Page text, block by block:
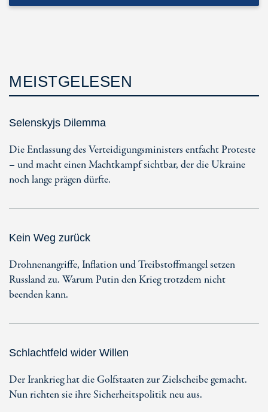
MEISTGELESEN
Selenskyjs Dilemma
Die Entlassung des Verteidigungsministers entfacht Proteste
– und macht einen Machtkampf sichtbar, der die Ukraine
noch lange prägen dürfte.
Kein Weg zurück
Drohnenangriffe, Inflation und Treibstoffmangel setzen
Russland zu. Warum Putin den Krieg trotzdem nicht
beenden kann.
Schlachtfeld wider Willen
Der Irankrieg hat die Golfstaaten zur Zielscheibe gemacht.
Nun richten sie ihre Sicherheitspolitik neu aus.